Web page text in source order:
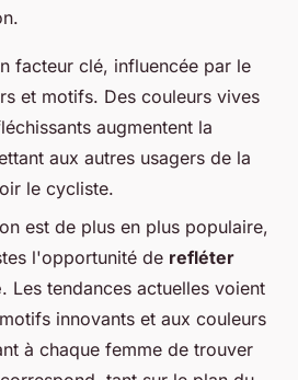
facteur clé, influencée par le
et motifs. Des couleurs vives
augmentent la
aux autres usagers de la
le cycliste.
est de plus en plus populaire,
l'opportunité de refléter
. Les tendances actuelles voient
innovants et aux couleurs
à chaque femme de trouver